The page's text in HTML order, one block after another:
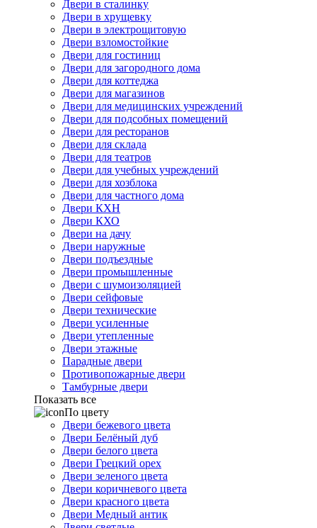
Двери в сталинку
Двери в хрущевку
Двери в электрощитовую
Двери взломостойкие
Двери для гостиниц
Двери для загородного дома
Двери для коттеджа
Двери для магазинов
Двери для медицинских учреждений
Двери для подсобных помещений
Двери для ресторанов
Двери для склада
Двери для театров
Двери для учебных учреждений
Двери для хозблока
Двери для частного дома
Двери КХН
Двери КХО
Двери на дачу
Двери наружные
Двери подъездные
Двери промышленные
Двери с шумоизоляцией
Двери сейфовые
Двери технические
Двери усиленные
Двери утепленные
Двери этажные
Парадные двери
Противопожарные двери
Тамбурные двери
Показать все
По цвету
Двери бежевого цвета
Двери Белёный дуб
Двери белого цвета
Двери Грецкий орех
Двери зеленого цвета
Двери коричневого цвета
Двери красного цвета
Двери Медный антик